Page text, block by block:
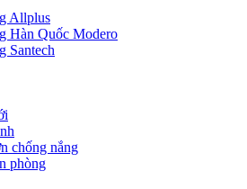
Allplus
Hàn Quốc Modero
Santech
chống nắng
phòng